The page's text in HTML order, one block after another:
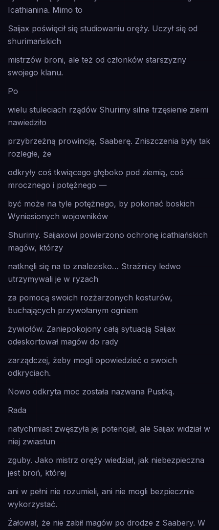
Icathianina. Mimo to
Saijax poświęcił się studiowaniu oręży. Uczył się od
shurimańskich
mistrzów broni, ale też od członków starszyzny
swojego klanu.
Po
wielu stuleciach rządów Shurimy silne trzęsienie ziemi
nawiedziło
przybrzeżną prowincję, Saaberę. Zniszczenia były tak
rozległe, że
odkryły coś tkwiącego głęboko pod ziemią, coś
mrocznego i potężnego —
być może na tyle potężnego, by pokonać boskich
Wyniesionych wojowników
Shurimy. Saijaxowi powierzono ochronę icathiańskich
magów, którzy
natknęli się na to znalezisko… Strażnicy ledwo
utrzymywali je w ryzach
za pomocą swoich rozżarzonych kosturów,
buchających przywołanym ogniem
żywiołów. Zaniepokojony całą sytuacją Saijax
odeskortował magów do rady
zarządczej, żeby mogli opowiedzieć o swoich
odkryciach.
Nowo odkryta moc została nazwana Pustką.
Rada
natychmiast zwęszyła jej potencjał, ale Saijax widział w
niej zwiastun
zguby. Jako mistrz oręży wiedział, jak niebezpieczna
jest broń, której
ani w pełni nie rozumieli, ani nie mogli bezpiecznie
wykorzystać.
Żałował, że nie zabił magów po drodze z Saabery. W